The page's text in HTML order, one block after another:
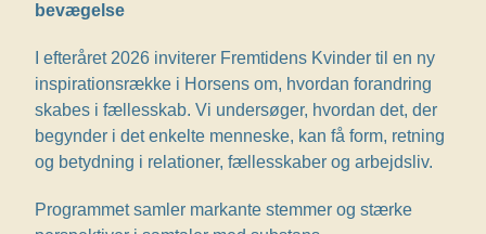
bevægelse
I efteråret 2026 inviterer Fremtidens Kvinder til en ny
inspirationsrække i Horsens om, hvordan forandring
skabes i fællesskab. Vi undersøger, hvordan det, der
begynder i det enkelte menneske, kan få form, retning
og betydning i relationer, fællesskaber og arbejdsliv.
Programmet samler markante stemmer og stærke